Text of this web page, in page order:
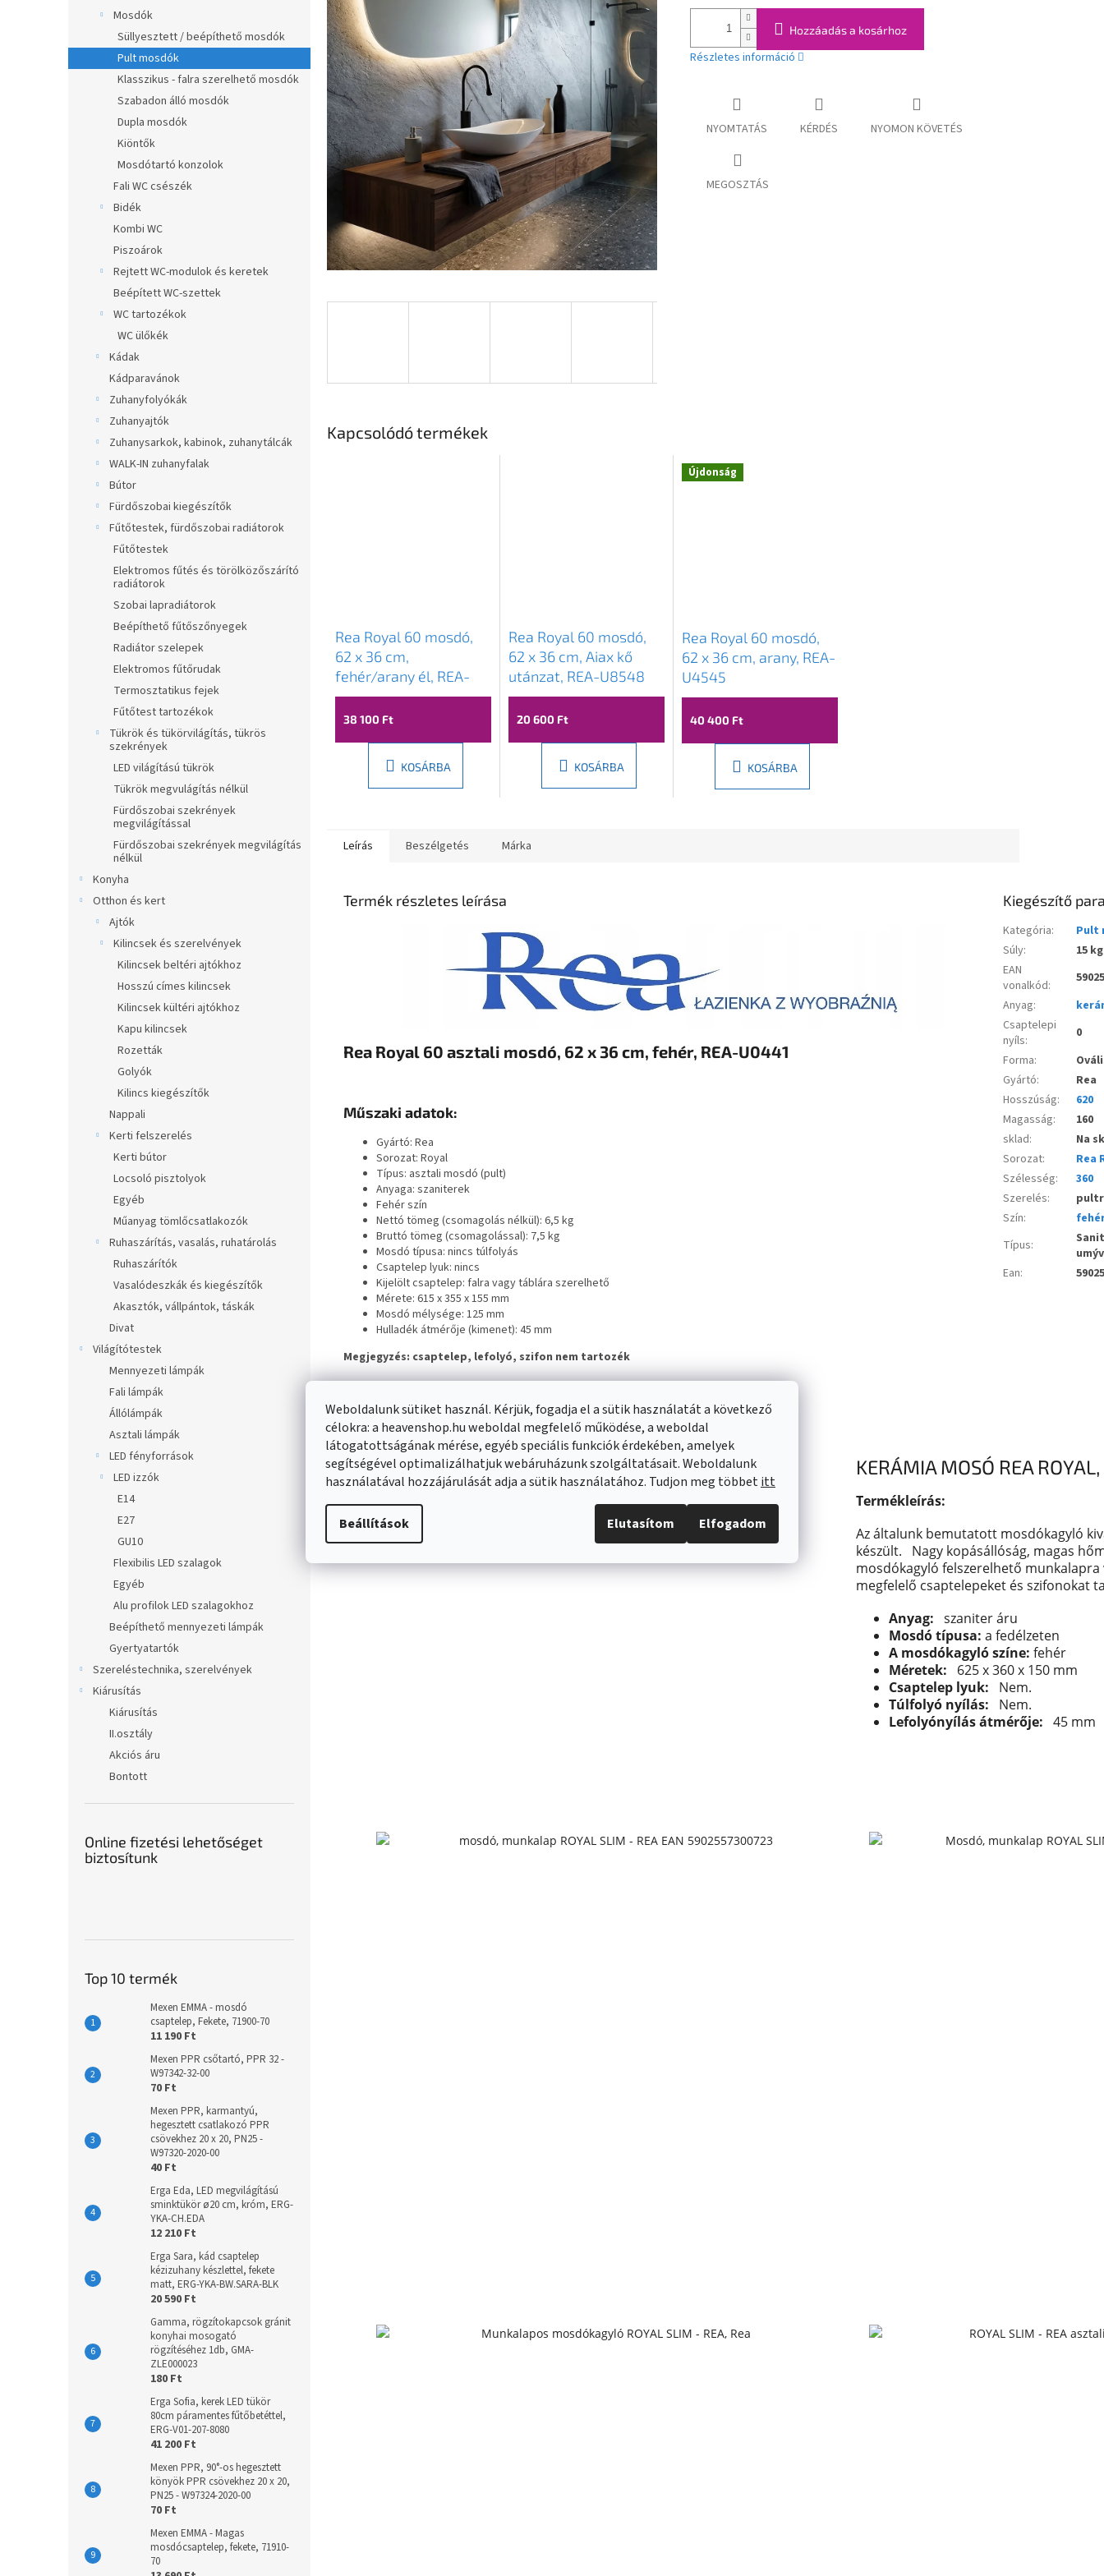
Weboldalunk sütiket használ. Kérjük, fogadja el a sütik használatát a következő
célokra: a heavenshop.hu weboldal megfelelő működése, a weboldal
látogatottságának mérése, egyéb speciális funkciók érdekében, amelyek
segítségével optimalizálhatjuk webáruházunk szolgáltatásait. Weboldalunk
használatával hozzájárulását adja a sütik használatához. Tudjon meg többetitt
Beállítások Elutasítom Elfogadom
e
l
Mosdók
Süllyesztett / beépíthető mosdók
Pult mosdók
Klasszikus - falra szerelhető mosdók
Szabadon álló mosdók
Dupla mosdók
Kiöntők
Mosdótartó konzolok
Fali WC csészék
Bidék
Kombi WC
Piszoárok
Rejtett WC-modulok és keretek
Beépített WC-szettek
WC tartozékok
WC ülőkék
Kádak
Kádparavánok
Zuhanyfolyókák
Zuhanyajtók
Zuhanysarkok, kabinok, zuhanytálcák
WALK-IN zuhanyfalak
Bútor
Fürdőszobai kiegészítők
Fűtőtestek, fürdőszobai radiátorok
Fűtőtestek
Elektromos fűtés és törölközőszárító
radiátorok
Szobai lapradiátorok
Beépíthető fűtőszőnyegek
Radiátor szelepek
Elektromos fűtőrudak
Termosztatikus fejek
Fűtőtest tartozékok
Tükrök és tükörvilágítás, tükrös
szekrények
LED világítású tükrök
Tükrök megvulágítás nélkül
Fürdőszobai szekrények
megvilágítással
Fürdőszobai szekrények megvilágítás
nélkül
Konyha
Otthon és kert
Ajtók
Kilincsek és szerelvények
Kilincsek beltéri ajtókhoz
Hosszú címes kilincsek
Kilincsek kültéri ajtókhoz
Kapu kilincsek
Rozetták
Golyók
Kilincs kiegészítők
Nappali
Kerti felszerelés
Kerti bútor
Locsoló pisztolyok
Egyéb
Műanyag tömlőcsatlakozók
Ruhaszárítás, vasalás, ruhatárolás
Ruhaszárítók
Vasalódeszkák és kiegészítők
Akasztók, vállpántok, táskák
Divat
Világítótestek
Mennyezeti lámpák
Fali lámpák
Állólámpák
Asztali lámpák
LED fényforrások
LED izzók
E14
E27
GU10
Flexibilis LED szalagok
Egyéb
Alu profilok LED szalagokhoz
Beépíthető mennyezeti lámpák
Gyertyatartók
Szereléstechnika, szerelvények
Kiárusítás
Kiárusítás
II.osztály
Akciós áru
Bontott
Online fizetési lehetőséget
biztosítunk
Top 10 termék
Mexen EMMA - mosdó
csaptelep, Fekete, 71900-70
11 190 Ft
Mexen PPR csőtartó, PPR 32 -
W97342-32-00
70 Ft
Mexen PPR, karmantyú,
hegesztett csatlakozó PPR
csövekhez 20 x 20, PN25 -
W97320-2020-00
40 Ft
Erga Eda, LED megvilágítású
sminktükör ø20 cm, króm, ERG-
YKA-CH.EDA
12 210 Ft
Erga Sara, kád csaptelep
kézizuhany készlettel, fekete
matt, ERG-YKA-BW.SARA-BLK
20 590 Ft
Gamma, rögzítokapcsok gránit
konyhai mosogató
rögzítéséhez 1db, GMA-
ZLE000023
180 Ft
Erga Sofia, kerek LED tükör
80cm páramentes fűtőbetéttel,
ERG-V01-207-8080
41 200 Ft
Mexen PPR, 90°-os hegesztett
könyök PPR csövekhez 20 x 20,
PN25 - W97324-2020-00
70 Ft
Mexen EMMA - Magas
mosdócsaptelep, fekete, 71910-
70
0,0
csillag.
Hozzáadás a kosárhoz
Részletes információ
NYOMTATÁS KÉRDÉS NYOMON KÖVETÉS
MEGOSZTÁS
Kapcsolódó termékek
Rea Royal 60 mosdó,
62 x 36 cm,
fehér/arany él, REA-
U8570
38 100 Ft
KOSÁRBA
Rea Royal 60 mosdó,
62 x 36 cm, Aiax kő
utánzat, REA-U8548
20 600 Ft
KOSÁRBA
Újdonság
Rea Royal 60 mosdó,
62 x 36 cm, arany, REA-
U4545
40 400 Ft
KOSÁRBA
Leírás Beszélgetés Márka
Termék részletes leírása
Rea Royal 60 asztali mosdó, 62 x 36 cm, fehér, REA-U0441
Műszaki adatok:
Gyártó: Rea
Sorozat: Royal
Típus: asztali mosdó (pult)
Anyaga: szaniterek
Fehér szín
Nettó tömeg (csomagolás nélkül): 6,5 kg
Bruttó tömeg (csomagolással): 7,5 kg
Mosdó típusa: nincs túlfolyás
Csaptelep lyuk: nincs
Kijelölt csaptelep: falra vagy táblára szerelhető
Mérete: 615 x 355 x 155 mm
Mosdó mélysége: 125 mm
Hulladék átmérője (kimenet): 45 mm
Megjegyzés: csaptelep, lefolyó, szifon nem tartozék
KERÁMIA MOSÓ REA
Termékleírás:
Az általunk bemutatott mosdókagyló
készült.
Nagy kopásállóság, magas
mosdókagyló felszerelhető munkalapra
megfelelő csaptelepeket és szifonokat
Anyag: szaniter áru
Mosdó típusa: a fedélzeten
A mosdókagyló színe: fehér
Méretek:
625 x 360 x 150 mm
Csaptelep lyuk:
Nem.
Túlfolyó nyílás:
Nem.
Lefolyónyílás átmérője: 45 mm
Kiegészítő
Kategória:
Pult
Súly:
15 kg
EAN
vonalkód:
Anyag:
Csaptelepi
nyíls:
0
Forma:
Gyártó:
Rea
Hosszúság:
620
Magasság:
160
sklad:
Na
Sorozat:
Rea
Szélesség:
360
Szerelés:
Szín:
Típus:
Ean: